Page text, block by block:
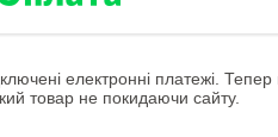
електронні платежі.
товар не покидаючи сайту.